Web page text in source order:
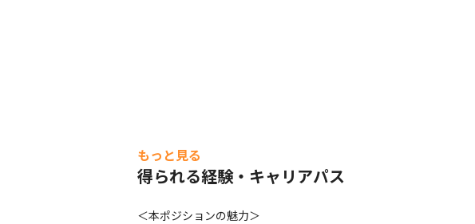
もっと見る
得られる経験・キャリアパス
＜本ポジションの魅力＞